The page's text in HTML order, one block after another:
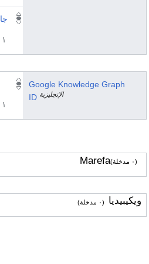
١ مراجع
Google Knowledge Graph
ID الإنجليزية
١ مراجع
Marefa (٠ مدخلة)
ويكيبيديا (٠ مدخلة)